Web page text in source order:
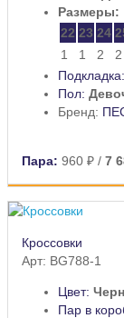
Размеры:
22 23 24
1
1 2 2
Подкладка:
Пол:
Бренд:
Пара: 960 ₽ / 7
Кроссовки
Арт: BG788-1
Цвет:
Пар в